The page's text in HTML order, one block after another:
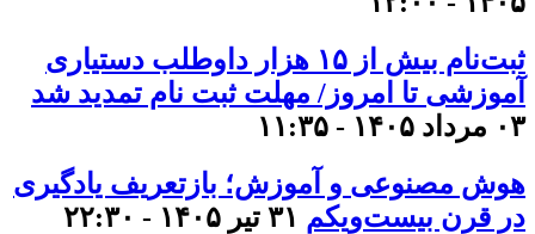
ثبت‌نام بیش از ۱۵ هزار داوطلب دستیاری
آموزشی تا امروز/ مهلت ثبت نام تمدید شد
۰۳ مرداد ۱۴۰۵ - ۱۱:۳۵
هوش مصنوعی و آموزش؛ بازتعریف یادگیری
در قرن بیست‌ویکم ۳۱ تیر ۱۴۰۵ - ۲۲:۳۰